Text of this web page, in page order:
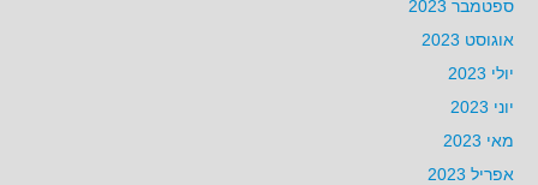
ספטמבר 2023
אוגוסט 2023
יולי 2023
יוני 2023
מאי 2023
אפריל 2023